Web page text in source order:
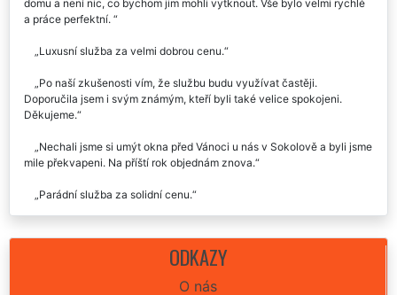
Tato společnost extra uklízení nám myla všechna okna u rodinného
domu a není nic, co bychom jim mohli vytknout. Vše bylo velmi rychlé
Po naší zkušenosti vím, že službu budu využívat častěji.
Doporučila jsem i svým známým, kteří byli také velice spokojeni.
Nechali jsme si umýt okna před Vánoci u nás v Sokolově a byli jsme
Parádní služba za solidní cenu.
Velice kvalitní služba, rozhodně doporučím i dál.
Mohu firmu EXTRA UKLÍZENÍ jenom doporučit. Nelze cokoli
ODKAZY